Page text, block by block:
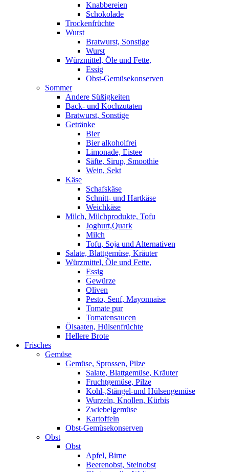
Knabbereien
Schokolade
Trockenfrüchte
Wurst
Bratwurst, Sonstige
Wurst
Würzmittel, Öle und Fette,
Essig
Obst-Gemüsekonserven
Sommer
Andere Süßigkeiten
Back- und Kochzutaten
Bratwurst, Sonstige
Getränke
Bier
Bier alkoholfrei
Limonade, Eistee
Säfte, Sirup, Smoothie
Wein, Sekt
Käse
Schafskäse
Schnitt- und Hartkäse
Weichkäse
Milch, Milchprodukte, Tofu
Joghurt,Quark
Milch
Tofu, Soja und Alternativen
Salate, Blattgemüse, Kräuter
Würzmittel, Öle und Fette,
Essig
Gewürze
Oliven
Pesto, Senf, Mayonnaise
Tomate pur
Tomatensaucen
Ölsaaten, Hülsenfrüchte
Hellere Brote
Frisches
Gemüse
Gemüse, Sprossen, Pilze
Salate, Blattgemüse, Kräuter
Fruchtgemüse, Pilze
Kohl-,Stängel-und Hülsengemüse
Wurzeln, Knollen, Kürbis
Zwiebelgemüse
Kartoffeln
Obst-Gemüsekonserven
Obst
Obst
Apfel, Birne
Beerenobst, Steinobst